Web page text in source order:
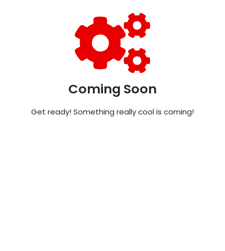
Coming Soon
Get ready! Something really cool is coming!